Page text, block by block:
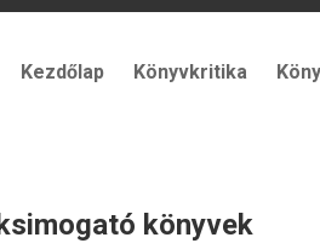
Kezdőlap Könyvkritika
könyvek